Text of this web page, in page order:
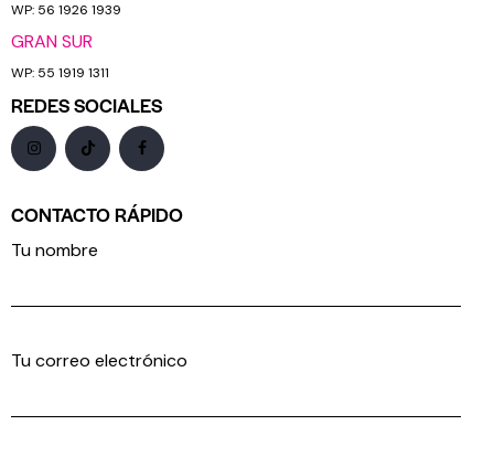
WP: 56 1926 1939
GRAN SUR
WP: 55 1919 1311
REDES SOCIALES
CONTACTO RÁPIDO
Tu nombre
Tu correo electrónico